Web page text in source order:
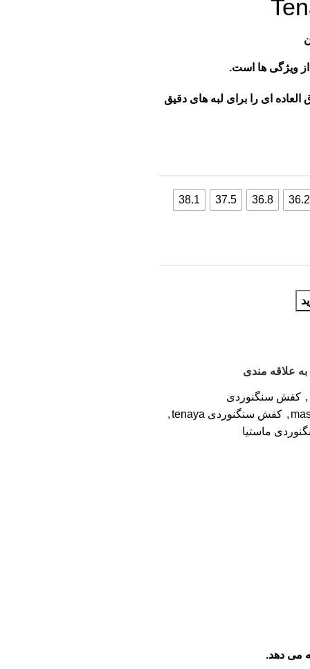
ای را برای لبه های دقیق
36.2
36.8
37.5
38.1
علاقه مندی
, کفش سنگنوردی
, کفش سنگنوردی tenaya
,
ماستیا